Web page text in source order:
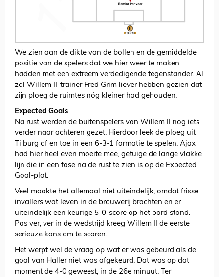
We zien aan de dikte van de bollen en de gemiddelde
positie van de spelers dat we hier weer te maken
hadden met een extreem verdedigende tegenstander. Al
zal Willem II-trainer Fred Grim liever hebben gezien dat
zijn ploeg de ruimtes nóg kleiner had gehouden.
Expected Goals
Na rust werden de buitenspelers van Willem II nog iets
verder naar achteren gezet. Hierdoor leek de ploeg uit
Tilburg af en toe in een 6-3-1 formatie te spelen. Ajax
had hier heel even moeite mee, getuige de lange vlakke
lijn die in een fase na de rust te zien is op de Expected
Goal-plot.
Veel maakte het allemaal niet uiteindelijk, omdat frisse
invallers wat leven in de brouwerij brachten en er
uiteindelijk een keurige 5-0-score op het bord stond.
Pas ver, ver in de wedstrijd kreeg Willem II de eerste
serieuze kans om te scoren.
Het werpt wel de vraag op wat er was gebeurd als de
goal van Haller niet was afgekeurd. Dat was op dat
moment de 4-0 geweest, in de 26e minuut. Ter